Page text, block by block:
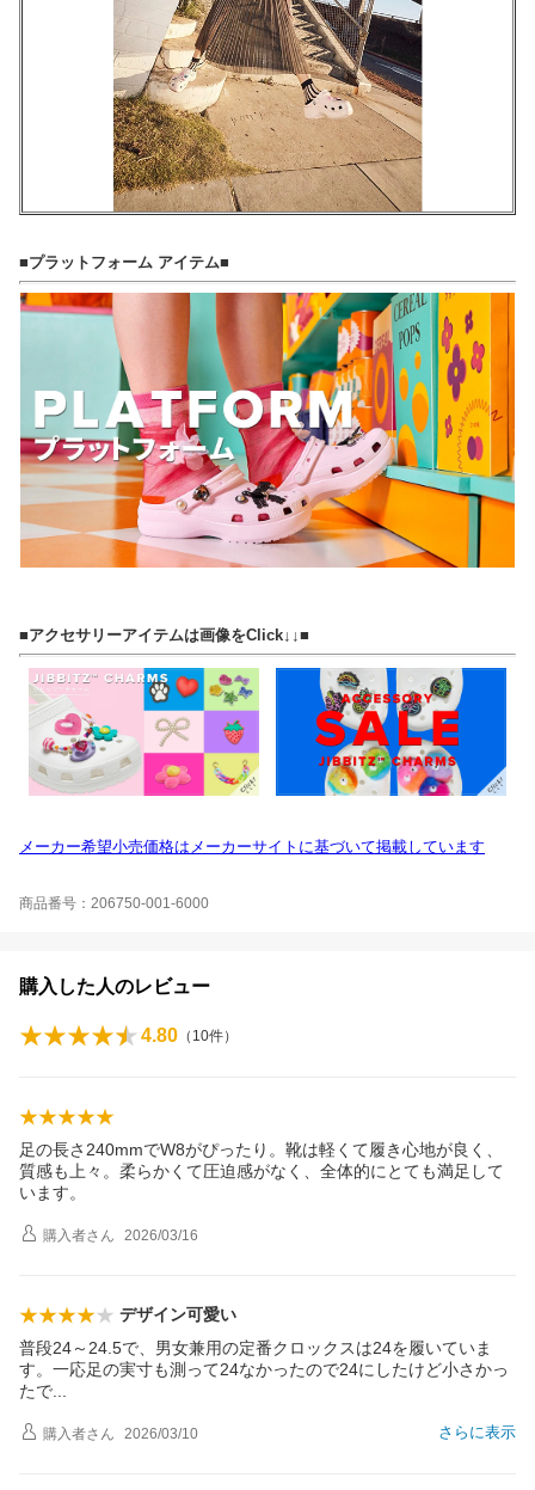
■プラットフォーム アイテム■
■アクセサリーアイテムは画像をClick↓↓■
メーカー希望小売価格はメーカーサイトに基づいて掲載しています
商品番号：206750-001-6000
購入した人のレビュー
4.80 （ 10件）
足の長さ240mmでW8がぴったり。靴は軽くて履き心地が良く、
質感も上々。柔らかくて圧迫感がなく、全体的にとても満足して
います。
購入者さん 2026/03/16
デザイン可愛い
普段24～24.5で、男女兼用の定番クロックスは24を履いていま
す。一応足の実寸も測って24なかったので24にしたけど小さかっ
たで
さらに表示
購入者さん 2026/03/10